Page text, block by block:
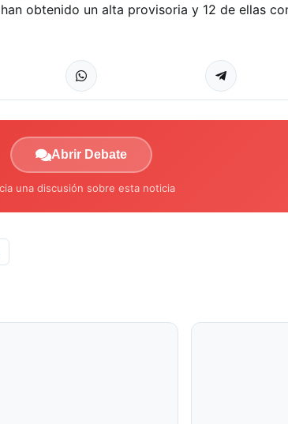
obtenido un alta provisoria y 12 de ellas
Abrir Debate
una discusión sobre esta noticia